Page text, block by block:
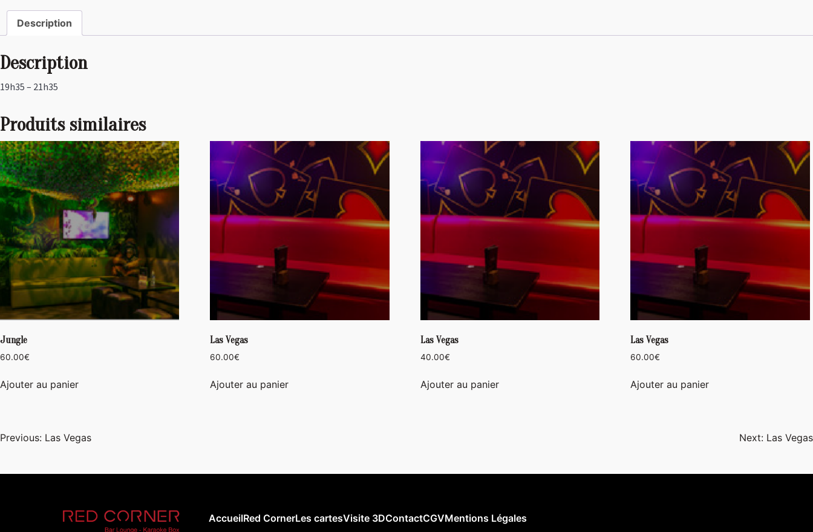
Description
Description
19h35 – 21h35
Produits similaires
Jungle
60.00€
Ajouter au panier
Las Vegas
60.00€
Ajouter au panier
Las Vegas
40.00€
Ajouter au panier
Las Vegas
60.00€
Ajouter au panier
Navigation
Previous: Las Vegas Next: Las Vegas
AccueilRed CornerLes cartesVisite 3DContactCGVMentions Légales